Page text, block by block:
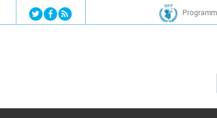
Jump to navigation